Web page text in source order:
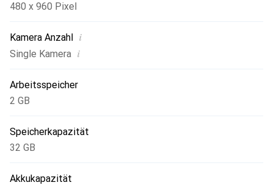
480 x 960 Pixel
Kamera Anzahl i
Single Kamera i
Arbeitsspeicher
2 GB
Speicherkapazität
32 GB
Akkukapazität